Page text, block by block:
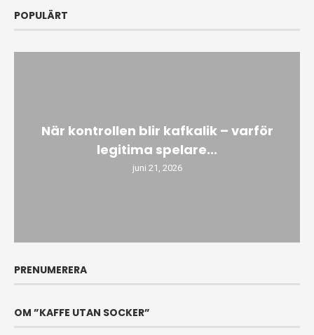
POPULÄRT
När kontrollen blir kafkalik – varför
legitima spelare...
juni 21, 2026
PRENUMERERA
OM ”KAFFE UTAN SOCKER”